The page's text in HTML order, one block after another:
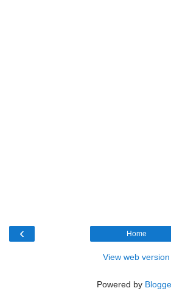
‹ Home
View web version
Powered by